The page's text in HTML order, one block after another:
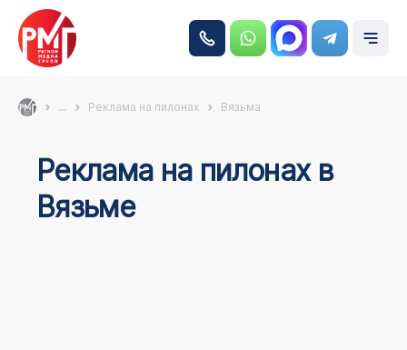
... Реклама на пилонах Вязьма
Реклама на пилонах в
Вязьме